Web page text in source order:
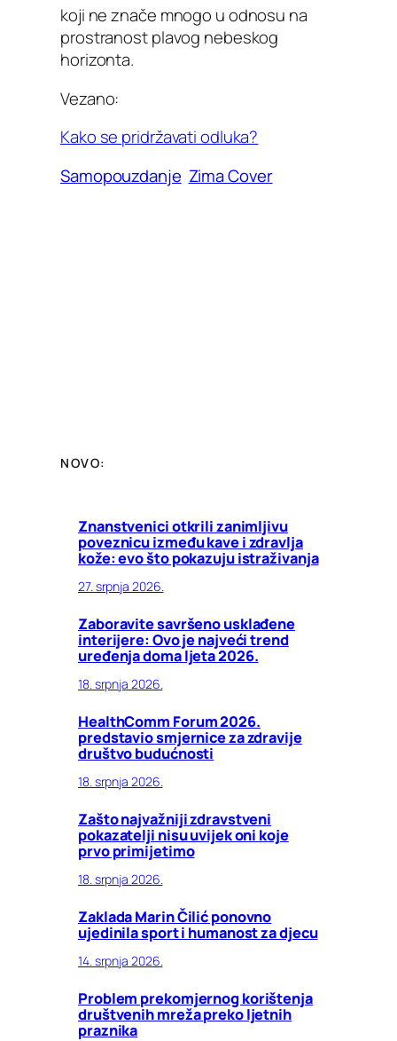
koji ne znače mnogo u odnosu na
prostranost plavog nebeskog
horizonta.
Vezano:
Kako se pridržavati odluka?
Samopouzdanje Zima Cover
NOVO:
Znanstvenici otkrili zanimljivu
poveznicu između kave i zdravlja
kože: evo što pokazuju istraživanja
27. srpnja 2026.
Zaboravite savršeno usklađene
interijere: Ovo je najveći trend
uređenja doma ljeta 2026.
18. srpnja 2026.
HealthComm Forum 2026.
predstavio smjernice za zdravije
društvo budućnosti
18. srpnja 2026.
Zašto najvažniji zdravstveni
pokazatelji nisu uvijek oni koje
prvo primijetimo
18. srpnja 2026.
Zaklada Marin Čilić ponovno
ujedinila sport i humanost za djecu
14. srpnja 2026.
Problem prekomjernog korištenja
društvenih mreža preko ljetnih
praznika